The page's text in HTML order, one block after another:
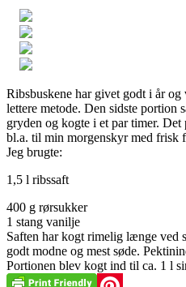
Ribsbuskene har givet godt i år
lettere metode. Den sidste portion
gryden og kogte i et par timer.
bl.a. til min morgenskyr med frisk
Jeg brugte:
1,5 l ribssaft
400 g rørsukker
1 stang vanilje
Saften har kogt rimelig længe ved
godt modne og mest søde.
Portionen blev kogt ind til ca. 1 l